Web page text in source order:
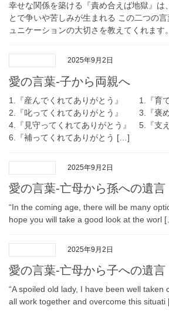
幸せな関係を築ける『責め合えば地獄』は
とで争いや苦しみが生まれる この二つの
ュニケーションの大切さを教えてくれま
2025年9月2日
愛の言葉-子から両親へ
1.『産んでくれてありがとう』 1.『育て
2.『叱ってくれてありがとう』 3.『褒め
4.『見守ってくれてありがとう』 5.『支え
6.『補ってくれてありがとう […]
2025年9月2日
愛の言葉-亡母から孫への遺言
“In the coming age, there will be many
hope you will take a good look at the worl
2025年9月2日
愛の言葉-亡母から子への遺言
“A spoiled old lady, I have been well taken
all work together and overcome this